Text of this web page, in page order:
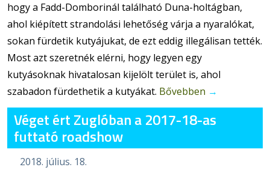
hogy a Fadd-Domborinál található Duna-holtágban,
ahol kiépített strandolási lehetőség várja a nyaralókat,
sokan fürdetik kutyájukat, de ezt eddig illegálisan tették.
Most azt szeretnék elérni, hogy legyen egy
kutyásoknak hivatalosan kijelölt terület is, ahol
szabadon fürdethetik a kutyákat. Bővebben →
Véget ért Zuglóban a 2017-18-as
futtató roadshow
2018. július. 18.